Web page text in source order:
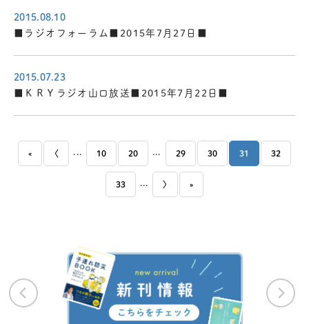
2015.08.10
■ラジオフォーラム■2015年7月27日■
2015.07.23
■ＫＲＹラジオ山口放送■2015年7月22日■
« 〈 10 20 29 30 31 32
33 〉 »